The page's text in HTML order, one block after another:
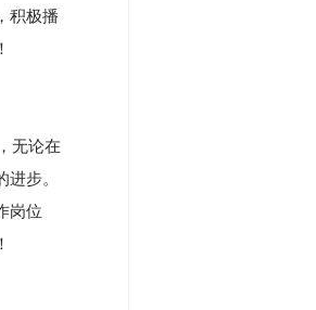
积极播
无论在
步。
岗位